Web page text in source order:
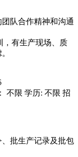
队合作精神和沟通
，有生产现场、质
不限 学历: 不限 招
批生产记录及批包